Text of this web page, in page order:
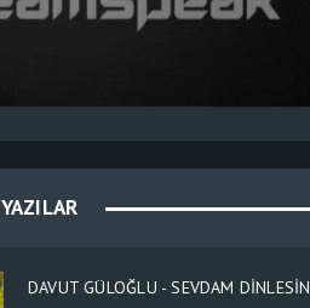
YAZILAR
DAVUT GÜLOĞLU - SEVDAM DİNLESİN